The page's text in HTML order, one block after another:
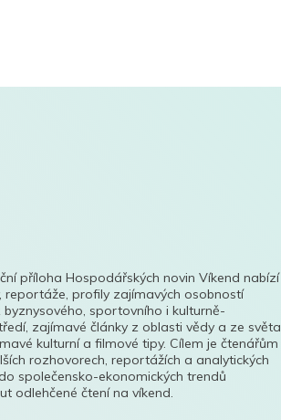
příloha Hospodářských novin Víkend nabízí
reportáže, profily zajímavých osobností
byznysového, sportovního i kulturně-
zajímavé články z oblasti vědy a ze světa
kulturní a filmové tipy. Cílem je čtenářům
rozhovorech, reportážích a analytických
společensko-ekonomických trendů
odlehčené čtení na víkend.